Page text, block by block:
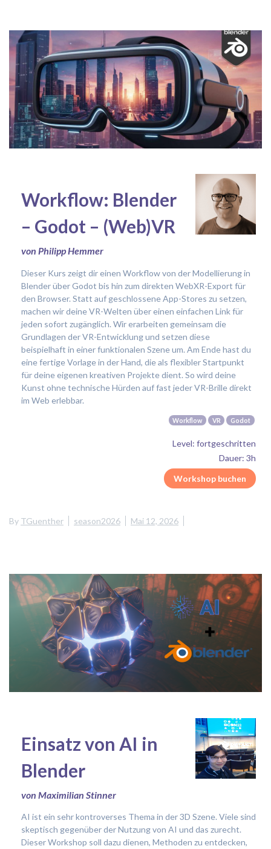
Workflow: Blender
– Godot – (Web)VR
von Philipp Hemmer
Dieser Kurs zeigt dir einen Workflow von der Modellierung in
Blender über Godot bis hin zum direkten WebXR-Export für
den Browser. Statt auf geschlossene App-Stores zu setzen,
machen wir deine VR-Welten über einen einfachen Link für
jeden sofort zugänglich. Wir erarbeiten gemeinsam die
Grundlagen der VR-Entwicklung und setzen diese
beispielhaft in einer funktionalen Szene um. Am Ende hast du
eine fertige Vorlage in der Hand, die als flexibler Startpunkt
für deine eigenen kreativen Projekte dient. So wird deine
Kunst ohne technische Hürden auf fast jeder VR-Brille direkt
im Web erlebbar.
Workflow VR Godot
Level: fortgeschritten
Dauer: 3h
Workshop buchen
By TGuenther season2026 Mai 12, 2026
Einsatz von AI in
Blender
von Maximilian Stinner
AI ist ein sehr kontroverses Thema in der 3D Szene. Viele sind
skeptisch gegenüber der Nutzung von AI und das zurecht.
Dieser Workshop soll dazu dienen, Methoden zu entdecken,